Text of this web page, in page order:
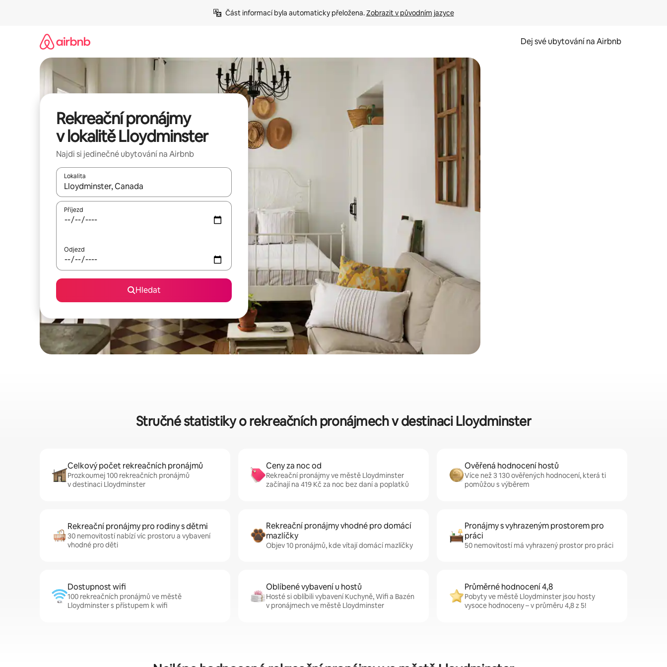
Část informací byla automaticky přeložena. Zobrazit v původním jazyce
Dej své ubytování na Airbnb
Rekreační pronájmy
v lokalitě Lloydminster
Najdi si jedinečné ubytování na Airbnb
Lokalita
Až budou výsledky k dispozici, můžeš si je procházet pomocí šipek nahoru a dolů, dotykem nebo přejetím prstem.
Příjezd
Odjezd
Hledat
Stručné statistiky o rekreačních pronájmech v destinaci Lloydminster
Celkový počet rekreačních pronájmů
Prozkoumej 100 rekreačních pronájmů
v destinaci Lloydminster
Ceny za noc od
Rekreační pronájmy ve městě Lloydminster
začínají na 419 Kč za noc bez daní a poplatků
Ověřená hodnocení hostů
Více než 3 130 ověřených hodnocení, která ti
pomůžou s výběrem
Rekreační pronájmy pro rodiny s dětmi
30 nemovitostí nabízí víc prostoru a vybavení
vhodné pro děti
Rekreační pronájmy vhodné pro domácí
mazlíčky
Objev 10 pronájmů, kde vítají domácí mazlíčky
Pronájmy s vyhrazeným prostorem pro
práci
50 nemovitostí má vyhrazený prostor pro práci
Dostupnost wifi
100 rekreačních pronájmů ve městě
Lloydminster s přístupem k wifi
Oblíbené vybavení u hostů
Hosté si oblíbili vybavení Kuchyně, Wifi a Bazén
v pronájmech ve městě Lloydminster
Průměrné hodnocení 4,8
Pobyty ve městě Lloydminster jsou hosty
vysoce hodnoceny – v průměru 4,8 z 5!